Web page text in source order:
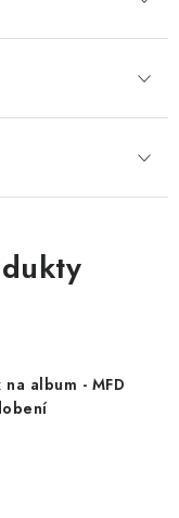
album - MFD